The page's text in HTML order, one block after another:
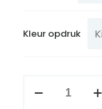
Kleur opdruk
Mini